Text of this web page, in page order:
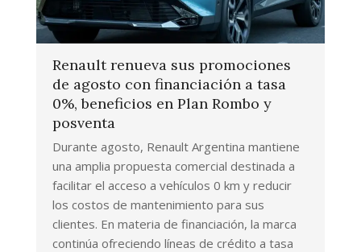
Renault renueva sus promociones
de agosto con financiación a tasa
0%, beneficios en Plan Rombo y
posventa
Durante agosto, Renault Argentina mantiene
una amplia propuesta comercial destinada a
facilitar el acceso a vehículos 0 km y reducir
los costos de mantenimiento para sus
clientes. En materia de financiación, la marca
continúa ofreciendo líneas de crédito a tasa